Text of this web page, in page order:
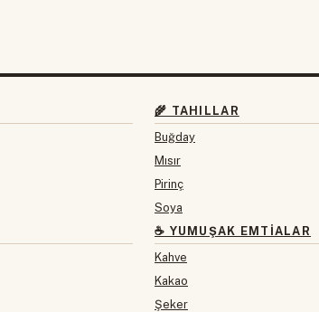
🌾 TAHILLAR
Buğday
Mısır
Pirinç
Soya
☕ YUMUŞAK EMTIALAR
Kahve
Kakao
Şeker